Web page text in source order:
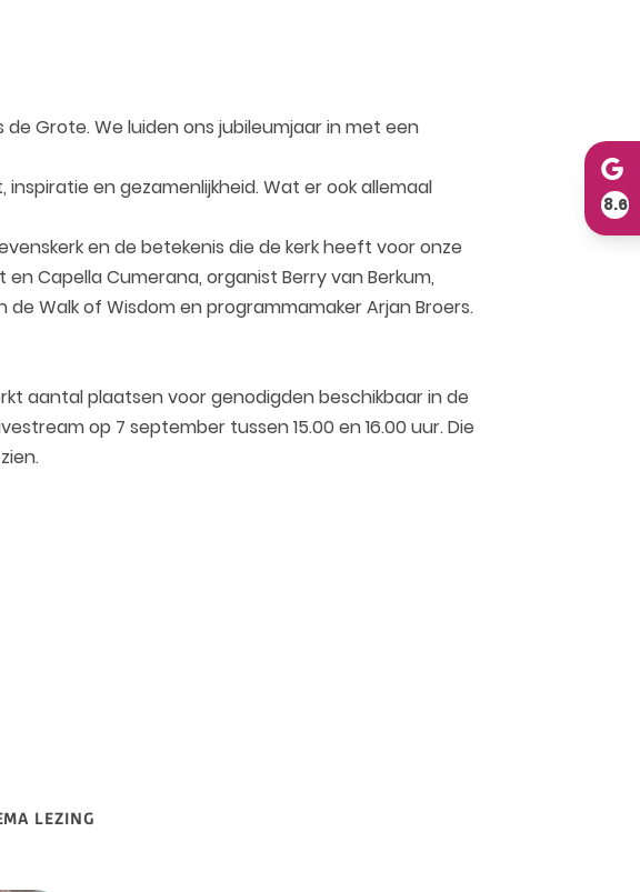
Grote. We luiden ons jubileumjaar in met een
en gezamenlijkheid. Wat er ook allemaal
en de betekenis die de kerk heeft voor onze
Capella Cumerana, organist Berry van Berkum,
Walk of Wisdom en programmamaker Arjan Broers.
aantal plaatsen voor genodigden beschikbaar in de
op 7 september tussen 15.00 en 16.00 uur. Die
LEZING
8.6